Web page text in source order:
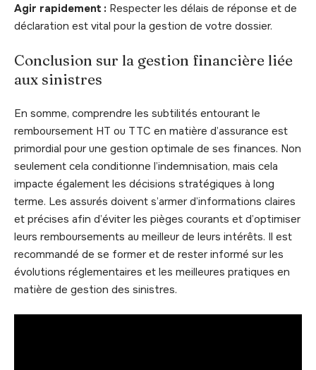
Agir rapidement : Respecter les délais de réponse et de
déclaration est vital pour la gestion de votre dossier.
Conclusion sur la gestion financière liée
aux sinistres
En somme, comprendre les subtilités entourant le
remboursement HT ou TTC en matière d’assurance est
primordial pour une gestion optimale de ses finances. Non
seulement cela conditionne l’indemnisation, mais cela
impacte également les décisions stratégiques à long
terme. Les assurés doivent s’armer d’informations claires
et précises afin d’éviter les pièges courants et d’optimiser
leurs remboursements au meilleur de leurs intérêts. Il est
recommandé de se former et de rester informé sur les
évolutions réglementaires et les meilleures pratiques en
matière de gestion des sinistres.